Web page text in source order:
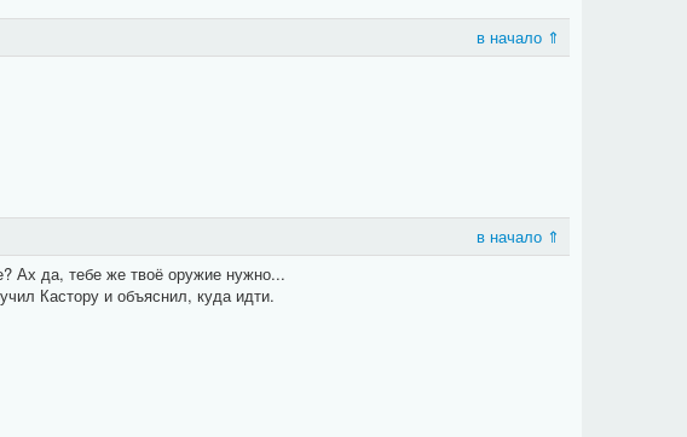
в начало ⇑
в начало ⇑
Ах да, тебе же твоё оружие нужно...
Кастору и объяснил, куда идти.